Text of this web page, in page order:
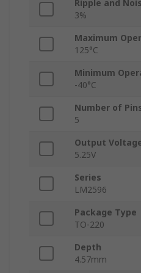
Ripple and
3%
Maximum
125°C
Minimum
-40°C
Number of
5
Output
5.25V
Series
LM2596
Package Type
TO-220
Depth
4.57mm